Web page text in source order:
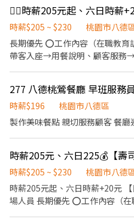
時薪$205 ~ $230
桃園市八德
長期優先 ⭕工作內容（在職教育訓練完善，無經驗者OK） ▪外場
帶客入座→用餐說明、顧客服
277 八德桃鶯餐廳 早班服務
時薪$196
桃園市八德區
製作美味餐點 親切服務顧客 餐
時薪$205 ~ $230
桃園市八德
時薪205元起、六日時薪+20元
場人員 長期優先 ⭕工作內容（在職教育訓練完善，無經驗者OK）